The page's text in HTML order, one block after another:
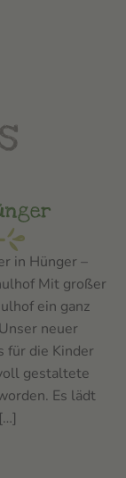
in Hünger –
Mit großer
ein ganz
neuer
für die Kinder
gestaltete
Es lädt